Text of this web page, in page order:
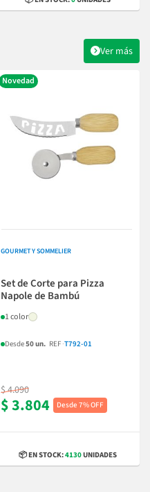
Ver más
Novedad
GOURMET Y SOMMELIER
Set de Corte para Pizza
Napole de Bambú
1 color
Desde50 un. REF ·T792-01
$ 4.090
$ 3.804 7% OFF
📦 EN STOCK:4130UNIDADES